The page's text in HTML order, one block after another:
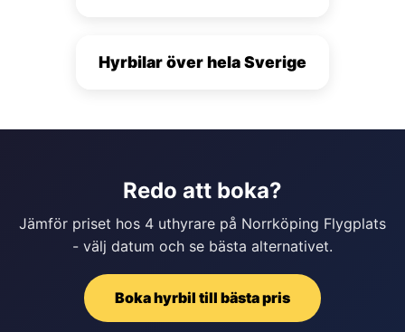
Hyrbilar över hela Sverige
Redo att boka?
Jämför priset hos 4 uthyrare på Norrköping Flygplats
- välj datum och se bästa alternativet.
Boka hyrbil till bästa pris